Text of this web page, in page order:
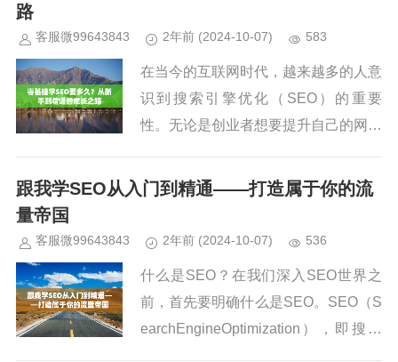
路
客服微99643843 2年前 (2024-10-07) 583
在当今的互联网时代，越来越多的人意
识到搜索引擎优化（SEO）的重要
性。无论是创业者想要提升自己的网站
技能，SEO都成为了热门的选择。但
跟我学SEO从入门到精通——打造属于你的流
量帝国
客服微99643843 2年前 (2024-10-07) 536
什么是SEO？在我们深入SEO世界之
前，首先要明确什么是SEO。SEO（S
earchEngineOptimization），即搜索